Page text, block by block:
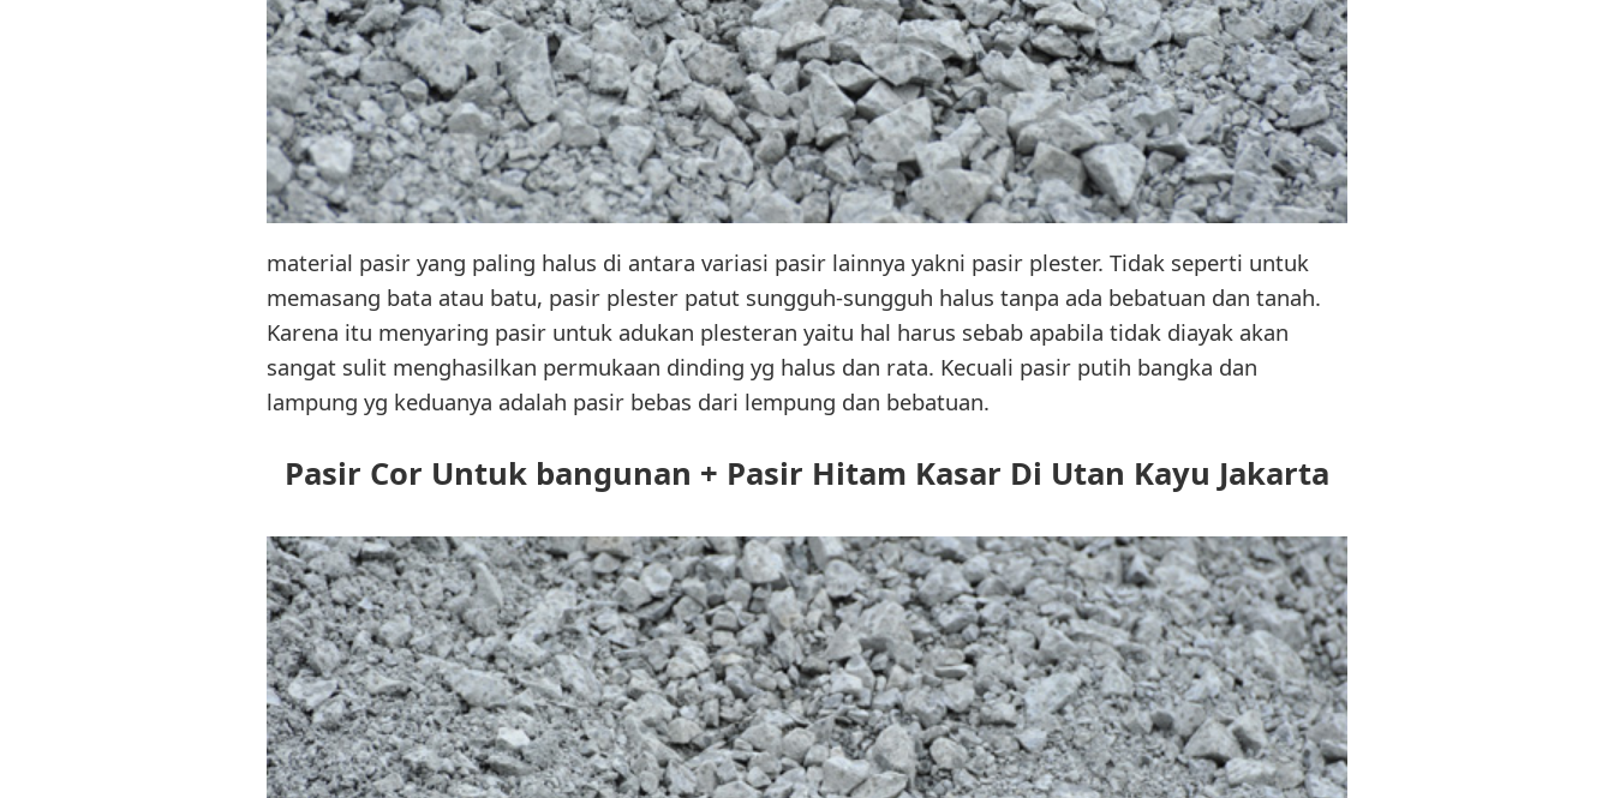
material pasir yang paling halus di antara variasi pasir lainnya yakni pasir plester. Tidak seperti untuk
memasang bata atau batu, pasir plester patut sungguh-sungguh halus tanpa ada bebatuan dan tanah.
Karena itu menyaring pasir untuk adukan plesteran yaitu hal harus sebab apabila tidak diayak akan
sangat sulit menghasilkan permukaan dinding yg halus dan rata. Kecuali pasir putih bangka dan
lampung yg keduanya adalah pasir bebas dari lempung dan bebatuan.
Pasir Cor Untuk bangunan + Pasir Hitam Kasar Di Utan Kayu Jakarta